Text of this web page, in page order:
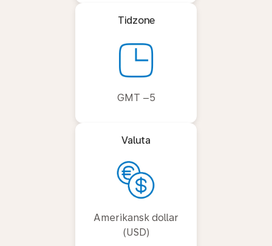
Tidzone
GMT –5
Valuta
Amerikansk dollar
(USD)